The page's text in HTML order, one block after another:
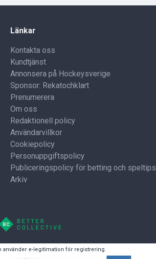
Länkar
Kontakta oss
Kundtjänst
Annonsera på Hockeysverige
Sponsor: Rekatochklart
Prenumerera
Om oss
Redaktionell policy
Användarvillkor
Cookiepolicy
Personuppgiftspolicy
Publiceringspolicy för betting och speltips
Arkiv
använder e-legitimation för registrering.